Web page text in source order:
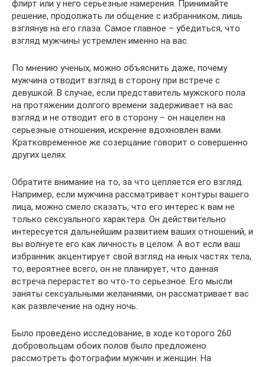
флирт или у него серьезные намерения. Принимайте
решение, продолжать ли общение с избранником, лишь
взглянув на его глаза. Самое главное – убедиться, что
взгляд мужчины устремлен именно на вас.
По мнению ученых, можно объяснить даже, почему
мужчина отводит взгляд в сторону при встрече с
девушкой. В случае, если представитель мужского пола
на протяжении долгого времени задерживает на вас
взгляд и не отводит его в сторону – он нацелен на
серьезные отношения, искренне вдохновлен вами.
Кратковременное же созерцание говорит о совершенно
других целях.
Обратите внимание на то, за что цепляется его взгляд.
Например, если мужчина рассматривает контуры вашего
лица, можно смело сказать, что его интерес к вам не
только сексуального характера. Он действительно
интересуется дальнейшим развитием ваших отношений, и
вы волнуете его как личность в целом. А вот если ваш
избранник акцентирует свой взгляд на иных частях тела,
то, вероятнее всего, он не планирует, что данная
встреча перерастет во что-то серьезное. Его мысли
заняты сексуальными желаниями, он рассматривает вас
как развлечение на одну ночь.
Было проведено исследование, в ходе которого 260
добровольцам обоих полов было предложено
рассмотреть фотографии мужчин и женщин. На